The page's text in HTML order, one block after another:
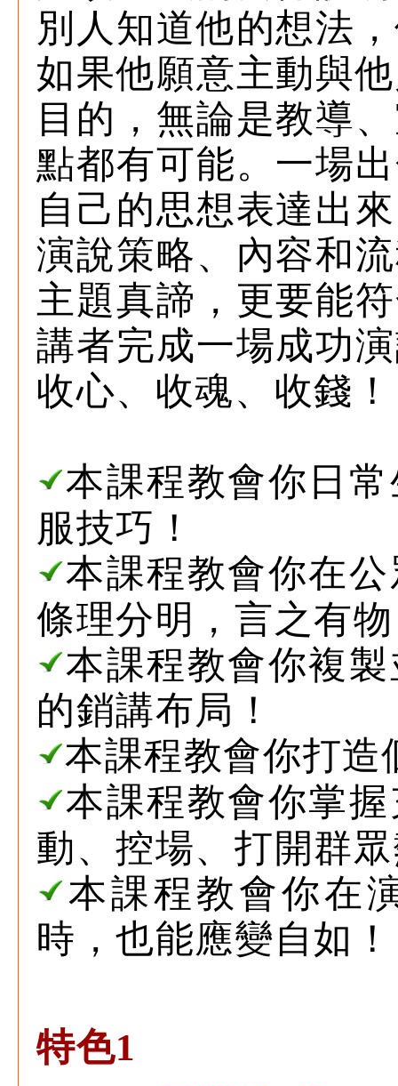
別人知道他的想法
如果他願意主動與
目的，無論是教導
點都有可能。一場
自己的思想表達出
演說策略、內容和
主題真諦，更要能
講者完成一場成功
收心、收魂、收錢！
本課程教會你日
服技巧！
本課程教會你在
條理分明，言之有
本課程教會你複
的銷講布局！
本課程教會你打造
本課程教會你掌
動、控場、打開群
本課程教會你在
時，也能應變自如！
特色1